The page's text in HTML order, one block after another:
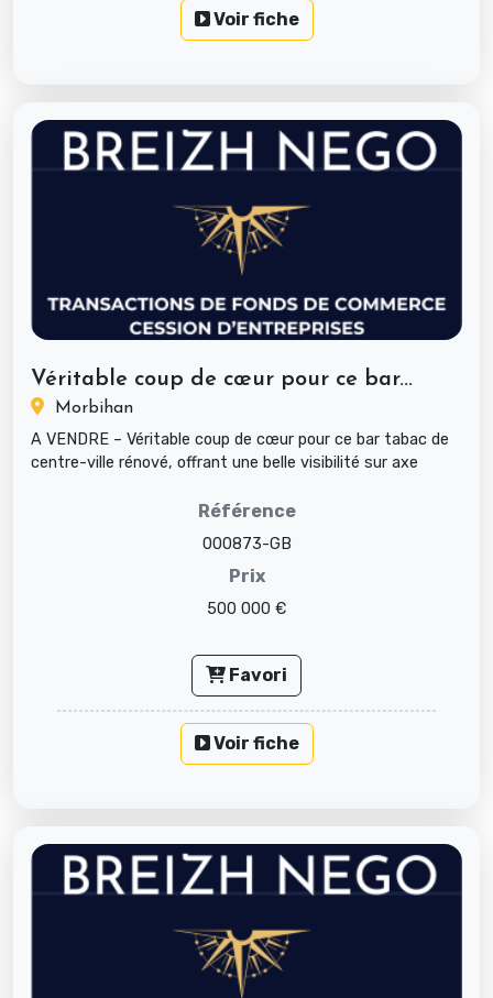
Voir fiche
Véritable coup de cœur pour ce bar...
Morbihan
A VENDRE – Véritable coup de cœur pour ce bar tabac de
centre-ville rénové, offrant une belle visibilité sur axe
Référence
000873-GB
Prix
500 000 €
Favori
Voir fiche